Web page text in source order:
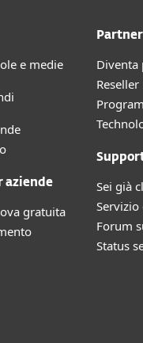
e medie
aziende
gratuita
Diventa
Sei già
Servizio
Forum
Status